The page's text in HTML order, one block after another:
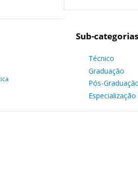
Sub-categorias
Técnico
Graduação
Pós-